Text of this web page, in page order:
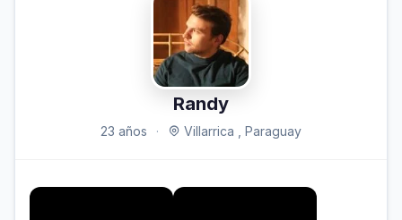
Randy
23 años · Villarrica , Paraguay